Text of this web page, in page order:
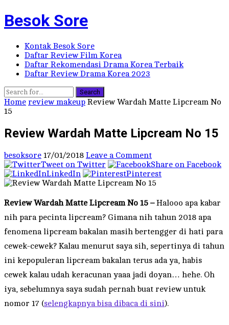
Besok Sore
Kontak Besok Sore
Daftar Review Film Korea
Daftar Rekomendasi Drama Korea Terbaik
Daftar Review Drama Korea 2023
Search
Home review makeup Review Wardah Matte Lipcream No
15
Review Wardah Matte Lipcream No 15
besoksore 17/01/2018 Leave a Comment
Tweet on Twitter
Share on Facebook
LinkedIn
Pinterest
Review Wardah Matte Lipcream No 15 –Halooo apa kabar
nih para pecinta lipcream? Gimana nih tahun 2018 apa
fenomena lipcream bakalan masih bertengger di hati para
cewek-cewek? Kalau menurut saya sih, sepertinya di tahun
ini kepopuleran lipcream bakalan terus ada ya, habis
cewek kalau udah keracunan yaaa jadi doyan… hehe. Oh
iya, sebelumnya saya sudah pernah buat review untuk
nomor 17 (selengkapnya bisa dibaca di sini).